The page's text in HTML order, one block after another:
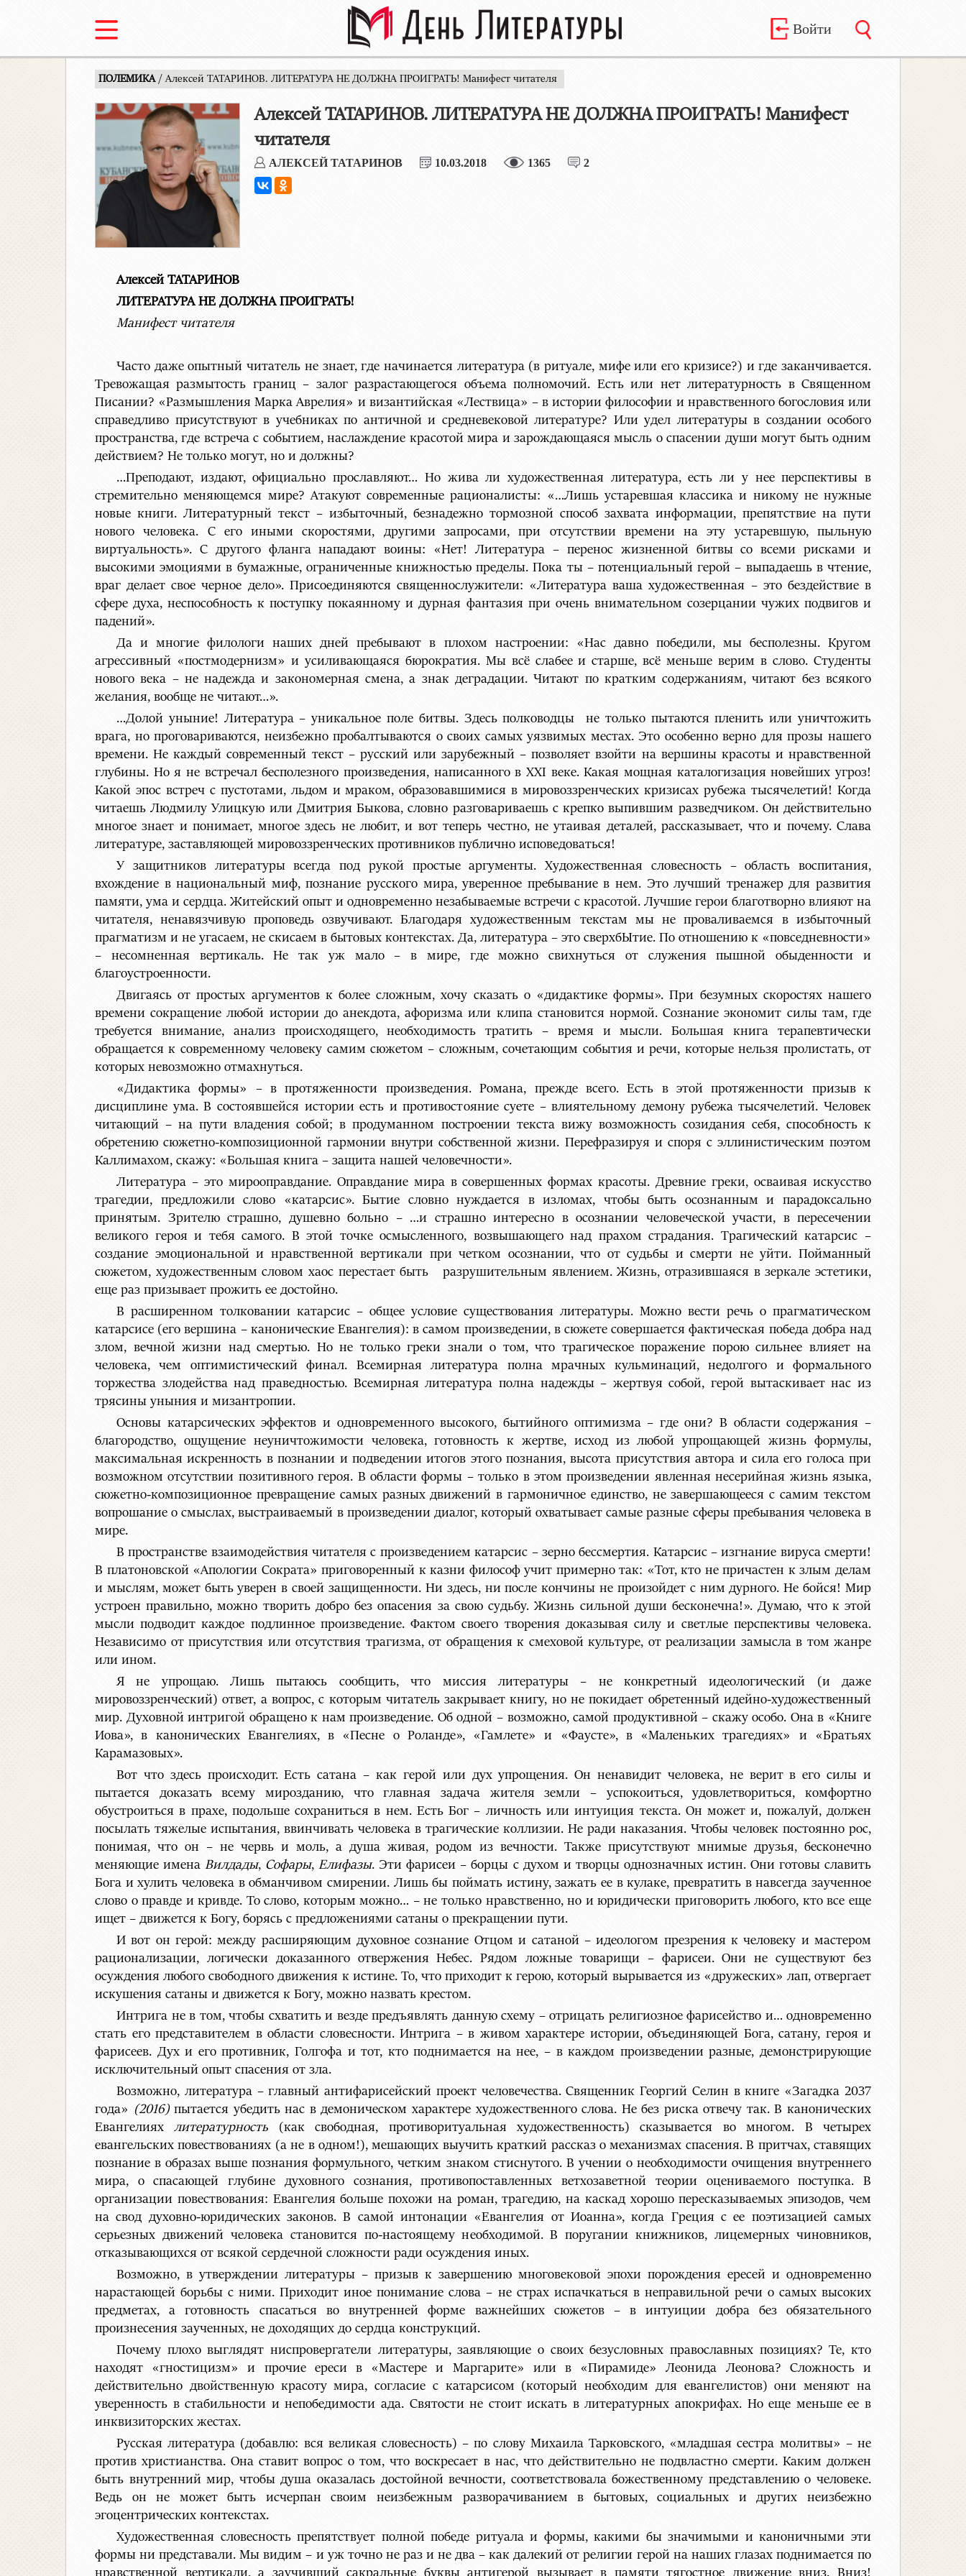
Войти
ПОЛЕМИКА / Алексей ТАТАРИНОВ. ЛИТЕРАТУРА НЕ ДОЛЖНА ПРОИГРАТЬ! Манифест читателя
Алексей ТАТАРИНОВ. ЛИТЕРАТУРА НЕ ДОЛЖНА ПРОИГРАТЬ! Манифест
читателя
АЛЕКСЕЙ ТАТАРИНОВ 10.03.2018 1365 2
Алексей ТАТАРИНОВ
ЛИТЕРАТУРА НЕ ДОЛЖНА ПРОИГРАТЬ!
Манифест читателя
Часто даже опытный читатель не знает, где начинается литература (в ритуале, мифе или его кризисе?) и где заканчивается.
Тревожащая размытость границ – залог разрастающегося объема полномочий. Есть или нет литературность в Священном
Писании? «Размышления Марка Аврелия» и византийская «Лествица» – в истории философии и нравственного богословия или
справедливо присутствуют в учебниках по античной и средневековой литературе? Или удел литературы в создании особого
пространства, где встреча с событием, наслаждение красотой мира и зарождающаяся мысль о спасении души могут быть одним
действием? Не только могут, но и должны?
…Преподают, издают, официально прославляют… Но жива ли художественная литература, есть ли у нее перспективы в
стремительно меняющемся мире? Атакуют современные рационалисты: «…Лишь устаревшая классика и никому не нужные
новые книги. Литературный текст – избыточный, безнадежно тормозной способ захвата информации, препятствие на пути
нового человека. С его иными скоростями, другими запросами, при отсутствии времени на эту устаревшую, пыльную
виртуальность». С другого фланга нападают воины: «Нет! Литература – перенос жизненной битвы со всеми рисками и
высокими эмоциями в бумажные, ограниченные книжностью пределы. Пока ты – потенциальный герой – выпадаешь в чтение,
враг делает свое черное дело». Присоединяются священнослужители: «Литература ваша художественная – это бездействие в
сфере духа, неспособность к поступку покаянному и дурная фантазия при очень внимательном созерцании чужих подвигов и
падений».
Да и многие филологи наших дней пребывают в плохом настроении: «Нас давно победили, мы бесполезны. Кругом
агрессивный «постмодернизм» и усиливающаяся бюрократия. Мы всё слабее и старше, всё меньше верим в слово. Студенты
нового века – не надежда и закономерная смена, а знак деградации. Читают по кратким содержаниям, читают без всякого
желания, вообще не читают…».
…Долой уныние! Литература – уникальное поле битвы. Здесь полководцы не только пытаются пленить или уничтожить
врага, но проговариваются, неизбежно пробалтываются о своих самых уязвимых местах. Это особенно верно для прозы нашего
времени. Не каждый современный текст – русский или зарубежный – позволяет взойти на вершины красоты и нравственной
глубины. Но я не встречал бесполезного произведения, написанного в XXI веке. Какая мощная каталогизация новейших угроз!
Какой эпос встреч с пустотами, льдом и мраком, образовавшимися в мировоззренческих кризисах рубежа тысячелетий! Когда
читаешь Людмилу Улицкую или Дмитрия Быкова, словно разговариваешь с крепко выпившим разведчиком. Он действительно
многое знает и понимает, многое здесь не любит, и вот теперь честно, не утаивая деталей, рассказывает, что и почему. Слава
литературе, заставляющей мировоззренческих противников публично исповедоваться!
У защитников литературы всегда под рукой простые аргументы. Художественная словесность – область воспитания,
вхождение в национальный миф, познание русского мира, уверенное пребывание в нем. Это лучший тренажер для развития
памяти, ума и сердца. Житейский опыт и одновременно незабываемые встречи с красотой. Лучшие герои благотворно влияют на
читателя, ненавязчивую проповедь озвучивают. Благодаря художественным текстам мы не проваливаемся в избыточный
прагматизм и не угасаем, не скисаем в бытовых контекстах. Да, литература – это сверхбЫтие. По отношению к «повседневности»
– несомненная вертикаль. Не так уж мало – в мире, где можно свихнуться от служения пышной обыденности и
благоустроенности.
Двигаясь от простых аргументов к более сложным, хочу сказать о «дидактике формы». При безумных скоростях нашего
времени сокращение любой истории до анекдота, афоризма или клипа становится нормой. Сознание экономит силы там, где
требуется внимание, анализ происходящего, необходимость тратить – время и мысли. Большая книга терапевтически
обращается к современному человеку самим сюжетом – сложным, сочетающим события и речи, которые нельзя пролистать, от
которых невозможно отмахнуться.
«Дидактика формы» – в протяженности произведения. Романа, прежде всего. Есть в этой протяженности призыв к
дисциплине ума. В состоявшейся истории есть и противостояние суете – влиятельному демону рубежа тысячелетий. Человек
читающий – на пути владения собой; в продуманном построении текста вижу возможность созидания себя, способность к
обретению сюжетно-композиционной гармонии внутри собственной жизни. Перефразируя и споря с эллинистическим поэтом
Каллимахом, скажу: «Большая книга – защита нашей человечности».
Литература – это мирооправдание. Оправдание мира в совершенных формах красоты. Древние греки, осваивая искусство
трагедии, предложили слово «катарсис». Бытие словно нуждается в изломах, чтобы быть осознанным и парадоксально
принятым. Зрителю страшно, душевно больно – …и страшно интересно в осознании человеческой участи, в пересечении
великого героя и тебя самого. В этой точке осмысленного, возвышающего над прахом страдания. Трагический катарсис –
создание эмоциональной и нравственной вертикали при четком осознании, что от судьбы и смерти не уйти. Пойманный
сюжетом, художественным словом хаос перестает быть разрушительным явлением. Жизнь, отразившаяся в зеркале эстетики,
еще раз призывает прожить ее достойно.
В расширенном толковании катарсис – общее условие существования литературы. Можно вести речь о прагматическом
катарсисе (его вершина – канонические Евангелия): в самом произведении, в сюжете совершается фактическая победа добра над
злом, вечной жизни над смертью. Но не только греки знали о том, что трагическое поражение порою сильнее влияет на
человека, чем оптимистический финал. Всемирная литература полна мрачных кульминаций, недолгого и формального
торжества злодейства над праведностью. Всемирная литература полна надежды – жертвуя собой, герой вытаскивает нас из
трясины уныния и мизантропии.
Основы катарсических эффектов и одновременного высокого, бытийного оптимизма – где они? В области содержания –
благородство, ощущение неуничтожимости человека, готовность к жертве, исход из любой упрощающей жизнь формулы,
максимальная искренность в познании и подведении итогов этого познания, высота присутствия автора и сила его голоса при
возможном отсутствии позитивного героя. В области формы – только в этом произведении явленная несерийная жизнь языка,
сюжетно-композиционное превращение самых разных движений в гармоничное единство, не завершающееся с самим текстом
вопрошание о смыслах, выстраиваемый в произведении диалог, который охватывает самые разные сферы пребывания человека в
мире.
В пространстве взаимодействия читателя с произведением катарсис – зерно бессмертия. Катарсис – изгнание вируса смерти!
В платоновской «Апологии Сократа» приговоренный к казни философ учит примерно так: «Тот, кто не причастен к злым делам
и мыслям, может быть уверен в своей защищенности. Ни здесь, ни после кончины не произойдет с ним дурного. Не бойся! Мир
устроен правильно, можно творить добро без опасения за свою судьбу. Жизнь сильной души бесконечна!». Думаю, что к этой
мысли подводит каждое подлинное произведение. Фактом своего творения доказывая силу и светлые перспективы человека.
Независимо от присутствия или отсутствия трагизма, от обращения к смеховой культуре, от реализации замысла в том жанре
или ином.
Я не упрощаю. Лишь пытаюсь сообщить, что миссия литературы – не конкретный идеологический (и даже
мировоззренческий) ответ, а вопрос, с которым читатель закрывает книгу, но не покидает обретенный идейно-художественный
мир. Духовной интригой обращено к нам произведение. Об одной – возможно, самой продуктивной – скажу особо. Она в «Книге
Иова», в канонических Евангелиях, в «Песне о Роланде», «Гамлете» и «Фаусте», в «Маленьких трагедиях» и «Братьях
Карамазовых».
Вот что здесь происходит. Есть сатана – как герой или дух упрощения. Он ненавидит человека, не верит в его силы и
пытается доказать всему мирозданию, что главная задача жителя земли – успокоиться, удовлетвориться, комфортно
обустроиться в прахе, подольше сохраниться в нем. Есть Бог – личность или интуиция текста. Он может и, пожалуй, должен
посылать тяжелые испытания, ввинчивать человека в трагические коллизии. Не ради наказания. Чтобы человек постоянно рос,
понимая, что он – не червь и моль, а душа живая, родом из вечности. Также присутствуют мнимые друзья, бесконечно
меняющие именаВилдады, Софары,Елифазы. Эти фарисеи – борцы с духом и творцы однозначных истин. Они готовы славить
Бога и хулить человека в обманчивом смирении. Лишь бы поймать истину, зажать ее в кулаке, превратить в навсегда заученное
слово о правде и кривде. То слово, которым можно… – не только нравственно, но и юридически приговорить любого, кто все еще
ищет – движется к Богу, борясь с предложениями сатаны о прекращении пути.
И вот он герой: между расширяющим духовное сознание Отцом и сатаной – идеологом презрения к человеку и мастером
рационализации, логически доказанного отвержения Небес. Рядом ложные товарищи – фарисеи. Они не существуют без
осуждения любого свободного движения к истине. То, что приходит к герою, который вырывается из «дружеских» лап, отвергает
искушения сатаны и движется к Богу, можно назвать крестом.
Интрига не в том, чтобы схватить и везде предъявлять данную схему – отрицать религиозное фарисейство и… одновременно
стать его представителем в области словесности. Интрига – в живом характере истории, объединяющей Бога, сатану, героя и
фарисеев. Дух и его противник, Голгофа и тот, кто поднимается на нее, – в каждом произведении разные, демонстрирующие
исключительный опыт спасения от зла.
Возможно, литература – главный антифарисейский проект человечества. Священник Георгий Селин в книге «Загадка 2037
года» (2016)пытается убедить нас в демоническом характере художественного слова. Не без риска отвечу так. В канонических
Евангелияхлитературность (как свободная, противоритуальная художественность) сказывается во многом. В четырех
евангельских повествованиях (а не в одном!), мешающих выучить краткий рассказ о механизмах спасения. В притчах, ставящих
познание в образах выше познания формульного, четким знаком стиснутого. В учении о необходимости очищения внутреннего
мира, о спасающей глубине духовного сознания, противопоставленных ветхозаветной теории оцениваемого поступка. В
организации повествования: Евангелия больше похожи на роман, трагедию, на каскад хорошо пересказываемых эпизодов, чем
на свод духовно-юридических законов. В самой интонации «Евангелия от Иоанна», когда Греция с ее поэтизацией самых
серьезных движений человека становится по-настоящему необходимой. В поругании книжников, лицемерных чиновников,
отказывающихся от всякой сердечной сложности ради осуждения иных.
Возможно, в утверждении литературы – призыв к завершению многовековой эпохи порождения ересей и одновременно
нарастающей борьбы с ними. Приходит иное понимание слова – не страх испачкаться в неправильной речи о самых высоких
предметах, а готовность спасаться во внутренней форме важнейших сюжетов – в интуиции добра без обязательного
произнесения заученных, не доходящих до сердца конструкций.
Почему плохо выглядят ниспровергатели литературы, заявляющие о своих безусловных православных позициях? Те, кто
находят «гностицизм» и прочие ереси в «Мастере и Маргарите» или в «Пирамиде» Леонида Леонова? Сложность и
действительно двойственную красоту мира, согласие с катарсисом (который необходим для евангелистов) они меняют на
уверенность в стабильности и непобедимости ада. Святости не стоит искать в литературных апокрифах. Но еще меньше ее в
инквизиторских жестах.
Русская литература (добавлю: вся великая словесность) – по слову Михаила Тарковского, «младшая сестра молитвы» – не
против христианства. Она ставит вопрос о том, что воскресает в нас, что действительно не подвластно смерти. Каким должен
быть внутренний мир, чтобы душа оказалась достойной вечности, соответствовала божественному представлению о человеке.
Ведь он не может быть исчерпан своим неизбежным разворачиванием в бытовых, социальных и других неизбежно
эгоцентрических контекстах.
Художественная словесность препятствует полной победе ритуала и формы, какими бы значимыми и каноничными эти
формы ни представали. Мы видим – и уж точно не раз и не два – как далекий от религии герой на наших глазах поднимается по